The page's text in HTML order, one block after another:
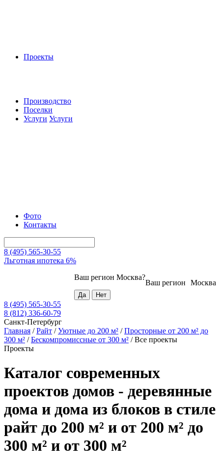
Проекты
Производство
Поселки
Услуги Услуги
Фото
Контакты
8 (495) 565-30-55
Льготная ипотека 6%
Москва
Ваш регион
Ваш регион Москва?
8 (495) 565-30-55
8 (812) 336-60-79
Санкт-Петербург
Главная /Райт /Уютные до 200 м² /Просторные от 200 м² до
300 м² /Бескомпромиссные от 300 м² /Все проекты
Проекты
Каталог современных
проектов домов - деревянные
дома и дома из блоков в стиле
райт до 200 м² и от 200 м² до
300 м² и от 300 м²